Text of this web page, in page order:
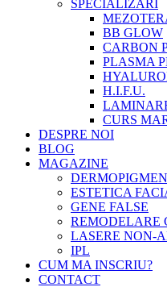
SPECIALIZARI
BB GLOW
CARBON
PLASMA
H.I.F.U.
CURS
DESPRE NOI
BLOG
MAGAZINE
ESTETICA
GENE FALSE
REMODELARE
LASERE NON-
IPL
CUM MA INSCRIU?
CONTACT